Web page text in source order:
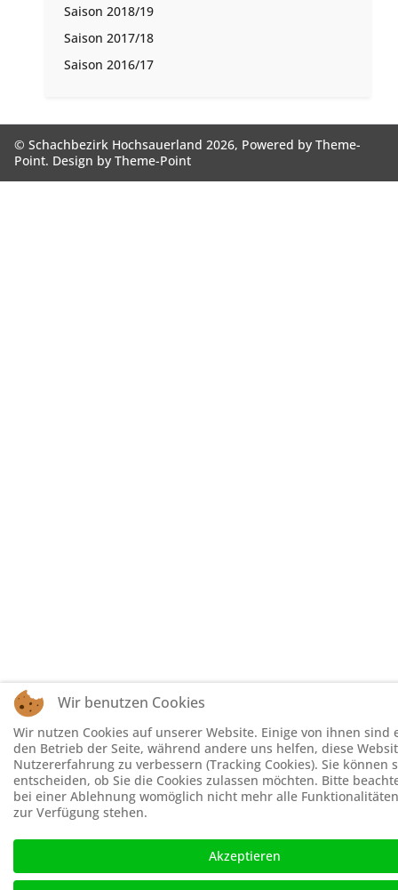
Saison 2018/19
Saison 2017/18
Saison 2016/17
© Schachbezirk Hochsauerland 2026, Powered byTheme-
Point. Design byTheme-Point
Wir benutzen Cookies
Wir nutzen Cookies auf unserer Website. Einige von ihnen sind
den Betrieb der Seite, während andere uns helfen, diese
Nutzererfahrung zu verbessern (Tracking Cookies). Sie können
entscheiden, ob Sie die Cookies zulassen möchten. Bitte
bei einer Ablehnung womöglich nicht mehr alle
zur Verfügung stehen.
Akzeptieren